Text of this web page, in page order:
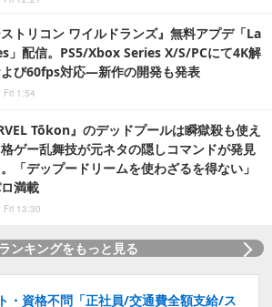
ストリコン ワイルドランズ』無料アプデ「La
」配信。PS5/Xbox Series X/S/PCにて4K解
び60fps対応―新作の開発も発表
1:54
Tōkon』のデッドプールは瞬獄殺も使え
ゲー乱舞技が元ネタの隠しコマンドが発見
「デップードリームを使わざるを得ない」
満載
13:30
ランキングをもっと見る
・資格不問「正社員/交通費全額支給/ス